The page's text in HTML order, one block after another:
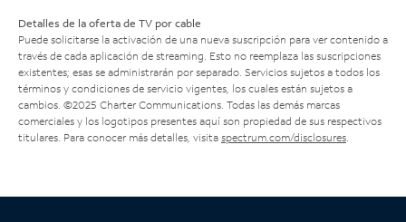
Detalles de la oferta de TV por cable
Puede solicitarse la activación de una nueva suscripción para ver contenido a
través de cada aplicación de streaming. Esto no reemplaza las suscripciones
existentes; esas se administrarán por separado. Servicios sujetos a todos los
términos y condiciones de servicio vigentes, los cuales están sujetos a
cambios. ©2025 Charter Communications. Todas las demás marcas
comerciales y los logotipos presentes aquí son propiedad de sus respectivos
titulares. Para conocer más detalles, visita spectrum.com/disclosures